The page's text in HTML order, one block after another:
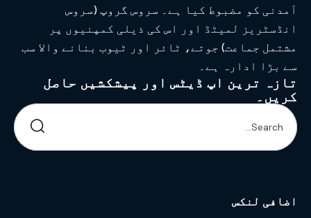
آمدنی کو مضبوط کیا ہے۔ سروس گروپ (سروس
انڈسٹریز لمیٹڈ اور اس کی ذیلی کمپنیوں پر
مشتمل جماعت) جوتے، ٹائر اور ٹیوب بنانے والا سب
سے بڑا ادارہ ہے۔
تازہ ترین اپ ڈیٹس اور پیشکشیں حاصل
کریں۔
اضافی لنکس